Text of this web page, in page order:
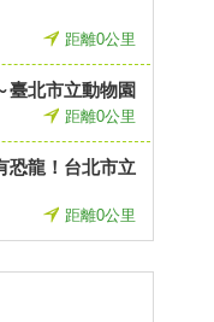
距離0公里
臺北市立動物園
距離0公里
恐龍！台北市立
距離0公里